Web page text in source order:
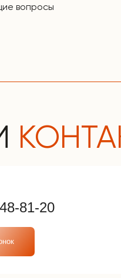
вопросы
81-20